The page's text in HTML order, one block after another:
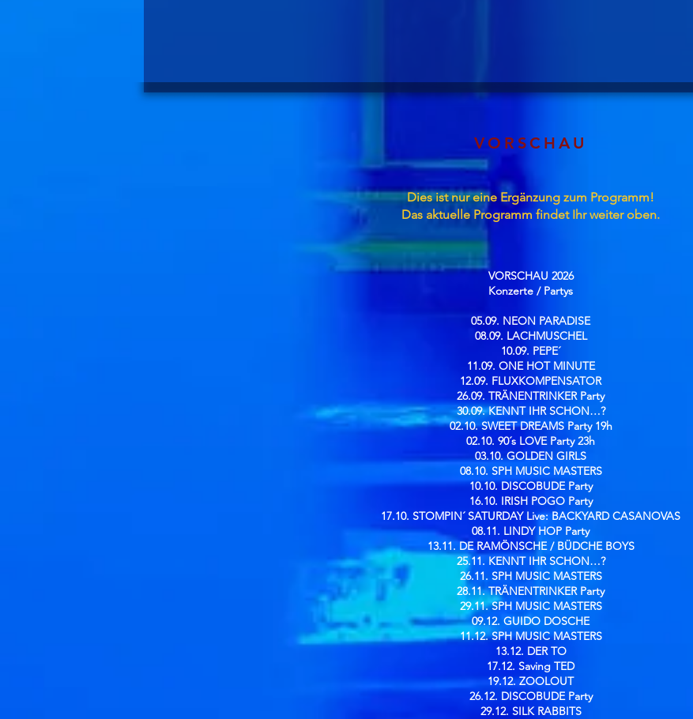
VORSCHAU
Dies ist nur eine Ergänzung zum Programm!
Das aktuelle Programm findet Ihr weiter oben.
VORSCHAU 2026
Konzerte / Partys​
05.09. NEON PARADISE
08.09. LACHMUSCHEL
10.09. PEPE´
11.09. ONE HOT MINUTE
12.09. FLUXKOMPENSATOR
26.09. TRÄNENTRINKER Party
30.09. KENNT IHR SCHON…?
02.10. SWEET DREAMS Party 19h
02.10. 90´s LOVE Party 23h
03.10. GOLDEN GIRLS
08.10. SPH MUSIC MASTERS
10.10. DISCOBUDE Party
16.10. IRISH POGO Party
17.10. STOMPIN´ SATURDAY Live: BACKYARD CASANOVAS
08.11. LINDY HOP Party
13.11. DE RAMÖNSCHE / BÜDCHE BOYS
25.11. KENNT IHR SCHON…?
26.11. SPH MUSIC MASTERS
28.11. TRÄNENTRINKER Party
29.11. SPH MUSIC MASTERS
09.12. GUIDO DOSCHE
11.12. SPH MUSIC MASTERS
13.12. DER TO
17.12. Saving TED
19.12. ZOOLOUT
26.12. DISCOBUDE Party
29.12. SILK RABBITS